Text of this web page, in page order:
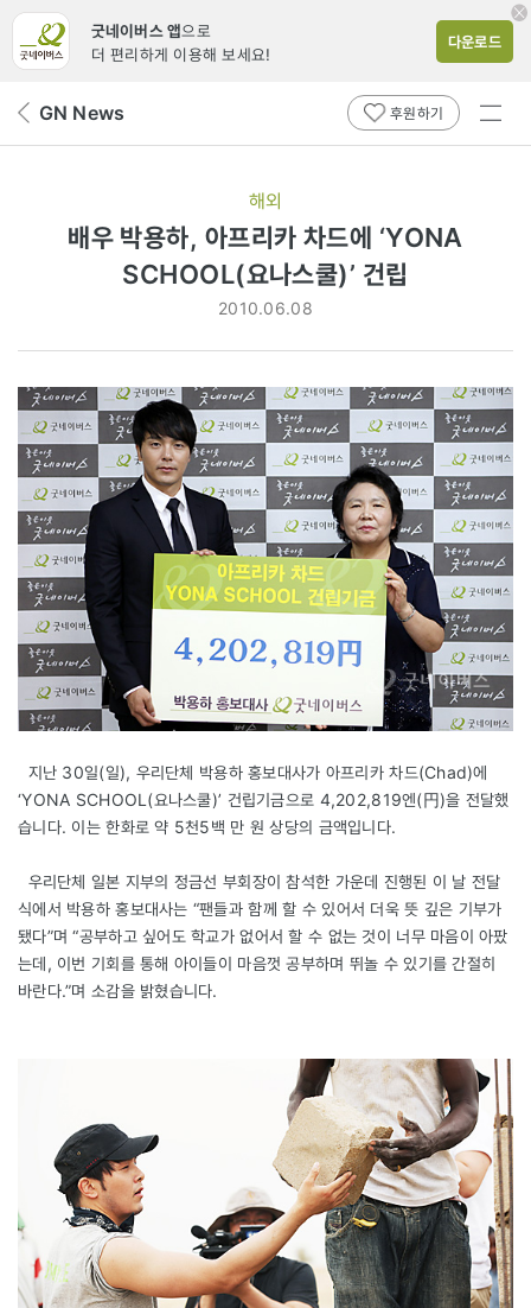
굿네이버스 앱으로
더 편리하게 이용해 보세요!
다운로드
뒤 GN News 후원하기
전체
해외
배우 박용하, 아프리카 차드에 ‘YONA
SCHOOL(요나스쿨)’ 건립
2010.06.08
지난 30일(일), 우리단체 박용하 홍보대사가 아프리카 차드(Chad)에
‘YONA SCHOOL(요나스쿨)’ 건립기금으로 4,202,819엔(円)을 전달했
습니다. 이는 한화로 약 5천5백 만 원 상당의 금액입니다.
우리단체 일본 지부의 정금선 부회장이 참석한 가운데 진행된 이 날 전달
식에서 박용하 홍보대사는 “팬들과 함께 할 수 있어서 더욱 뜻 깊은 기부가
됐다”며 “공부하고 싶어도 학교가 없어서 할 수 없는 것이 너무 마음이 아팠
는데, 이번 기회를 통해 아이들이 마음껏 공부하며 뛰놀 수 있기를 간절히
바란다.”며 소감을 밝혔습니다.